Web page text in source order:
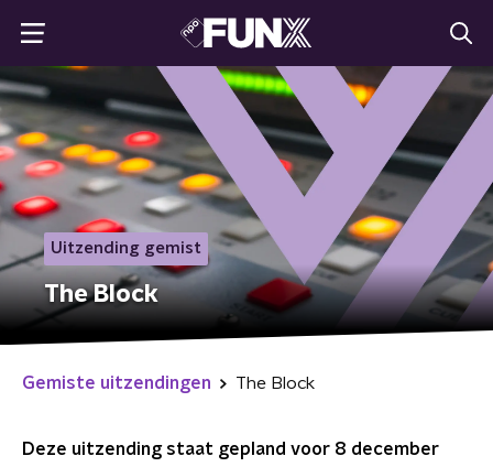
Uitzending gemist
The Block
Gemiste uitzendingen The Block
Deze uitzending staat gepland voor 8 december